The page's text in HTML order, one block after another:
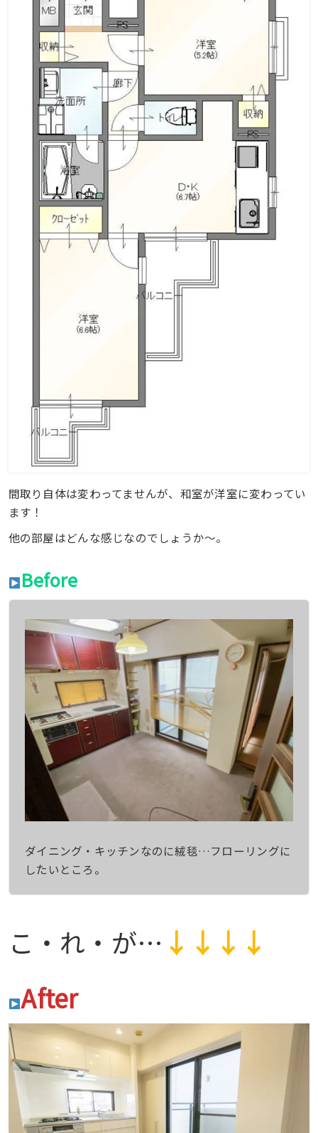
間取り自体は変わってませんが、和室が洋室に変わってい
ます！
他の部屋はどんな感じなのでしょうか〜。
Before
ダイニング・キッチンなのに絨毯…フローリングに
したいところ。
こ・れ・が… ↓↓↓↓
After